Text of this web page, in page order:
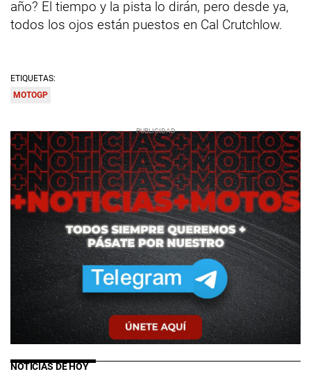
año? El tiempo y la pista lo dirán, pero desde ya,
todos los ojos están puestos en Cal Crutchlow.
ETIQUETAS:
MOTOGP
NOTICIAS DE HOY